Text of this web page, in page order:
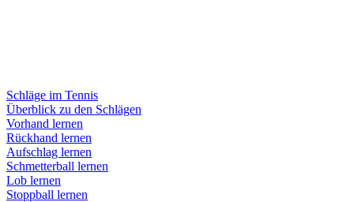
Schläge im Tennis
Überblick zu den Schlägen
Vorhand lernen
Rückhand lernen
Aufschlag lernen
Schmetterball lernen
Lob lernen
Stoppball lernen